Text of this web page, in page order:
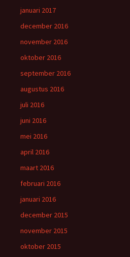
januari 2017
december 2016
november 2016
oktober 2016
september 2016
augustus 2016
juli 2016
juni 2016
mei 2016
april 2016
maart 2016
februari 2016
januari 2016
december 2015
november 2015
oktober 2015